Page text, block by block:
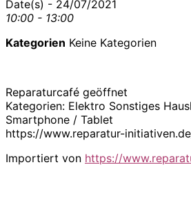
Date(s) - 24/07/2021
10:00 - 13:00
Kategorien Keine Kategorien
Reparaturcafé geöffnet
Kategorien: Elektro Sonstiges
Smartphone / Tablet
https://www.reparatur-
Importiert von https://